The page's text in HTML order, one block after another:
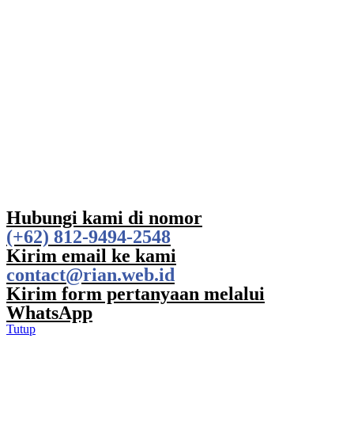
Hubungi kami di nomor
(+62) 812-9494-2548
Kirim email ke kami
contact@rian.web.id
Kirim form pertanyaan melalui
WhatsApp
Tutup